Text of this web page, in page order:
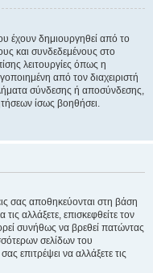
έχουν δημιουργηθεί από το
και συνδεδεμένους στο
λειτουργίες όπως η
από τον διαχειριστή
σύνδεσης ή αποσύνδεσης,
ίσως βοηθήσει.
σας αποθηκεύονται στη βάση
αλλάξετε, επισκεφθείτε τον
συνήθως να βρεθεί πατώντας
σελίδων του
επιτρέψει να αλλάξετε τις